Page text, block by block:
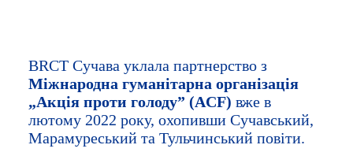
BRCT Сучава уклала партнерство з
Міжнародна гуманітарна організація
„Акція проти голоду” (ACF) вже в
лютому 2022 року, охопивши Сучавський,
Марамуреський та Тульчинський повіти.